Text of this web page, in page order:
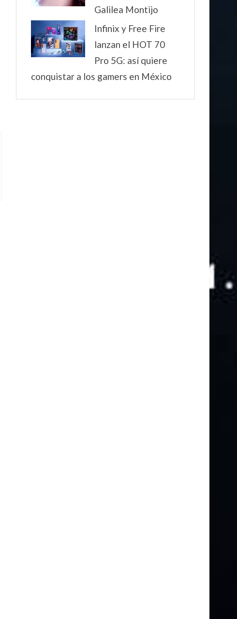
Galilea Montijo
Infinix y Free Fire
lanzan el HOT 70
Pro 5G: así quiere
conquistar a los gamers en México